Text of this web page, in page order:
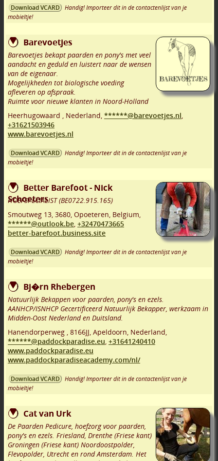
Download VCARD
Handig! Importeer dit in de contactenlijst van je
mobieltje!
Barevoetjes
Barevoetjes bekapt paarden en pony's met veel
aandacht en geduld en luistert naar de wensen
van de eigenaar.
Mogelijkheden tot biologische voeding
afleveren op afspraak.
Ruimte voor nieuwe klanten in Noord-Holland
Heerhugowaard , Nederland, ******@barevoetjes.nl,
+31621503946
www.barevoetjes.nl
Download VCARD
Handig! Importeer dit in de contactenlijst van je
mobieltje!
Better Barefoot - Nick
Schoeters
HOEFSPECIALIST (BE0722.915.165)
Smoutweg 13, 3680, Opoeteren, Belgium,
******@outlook.be, +32470473665
better-barefoot.business.site
Download VCARD
Handig! Importeer dit in de contactenlijst van je
mobieltje!
Bj�rn Rhebergen
Natuurlijk Bekappen voor paarden, pony's en ezels.
AANHCP/ISNHCP Gecertificeerd Natuurlijk Bekapper, werkzaam in
Midden-Oost Nederland en Duitsland.
Hanendorperweg , 8166JJ, Apeldoorn, Nederland,
******@paddockparadise.eu, +31641240410
www.paddockparadise.eu
www.paddockparadiseacademy.com/nl/
Download VCARD
Handig! Importeer dit in de contactenlijst van je
mobieltje!
Cat van Urk
De Paarden Pedicure, hoefzorg voor paarden,
pony's en ezels. Friesland, Drenthe (Friese kant)
Groningen (Friese kant) Noordoostpolder,
Flevopolder, Utrecht en rond Amsterdam. Het